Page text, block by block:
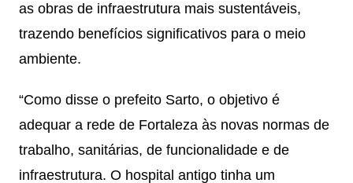
as obras de infraestrutura mais sustentáveis,
trazendo benefícios significativos para o meio
ambiente.
“Como disse o prefeito Sarto, o objetivo é
adequar a rede de Fortaleza às novas normas de
trabalho, sanitárias, de funcionalidade e de
infraestrutura. O hospital antigo tinha um